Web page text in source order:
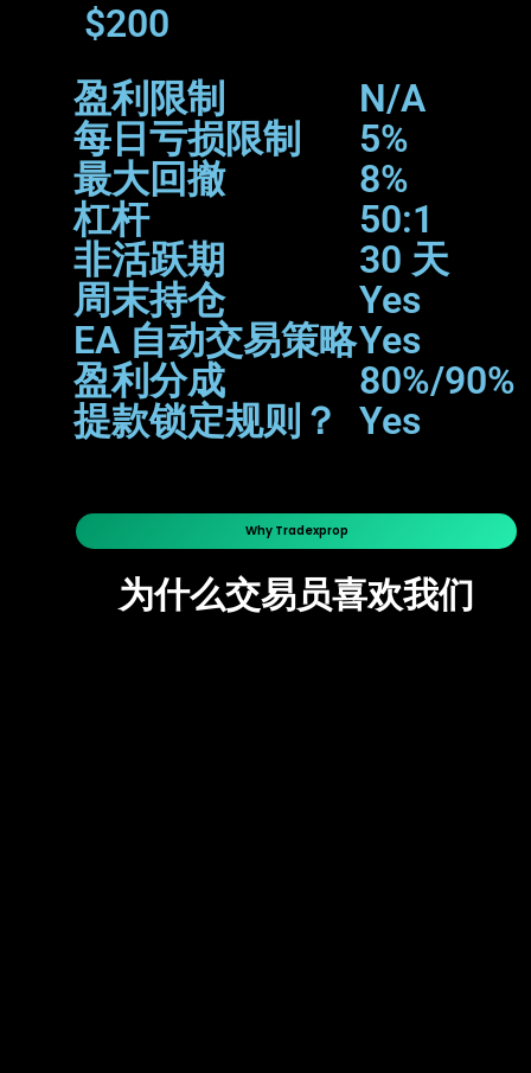
$200
盈利限制
N/A
每日亏损限制
5%
最大回撤
8%
杠杆
50:1
非活跃期
30 天
周末持仓
Yes
EA 自动交易策略Yes
盈利分成
80%/90%
提款锁定规则？
Yes
Why Tradexprop
为什么交易员喜欢我们